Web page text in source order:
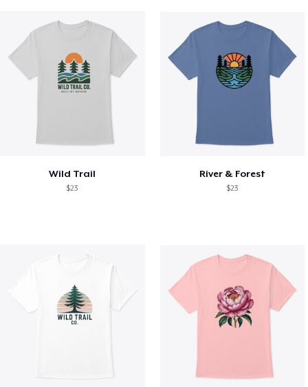
Wild Trail
$23
River & Forest
$23